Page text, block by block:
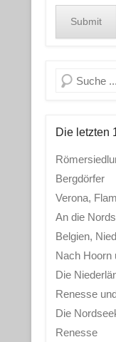
Search
Die letzten
Bergdörfer
Verona,
An die
Belgien,
Nach Hoorn
Die
Renesse
Die
Renesse